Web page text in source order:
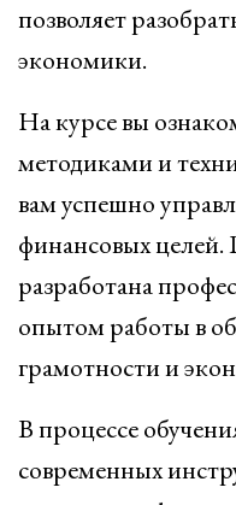
позволяет
экономики.
На курсе вы
методиками и
вам успешно
финансовых
разработана
опытом работы в
грамотности и
В процессе
современных